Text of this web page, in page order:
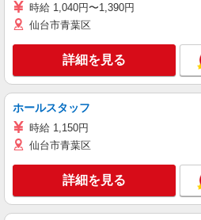
時給 1,040円〜1,390円
仙台市青葉区
詳細を見る
ホールスタッフ
時給 1,150円
仙台市青葉区
詳細を見る